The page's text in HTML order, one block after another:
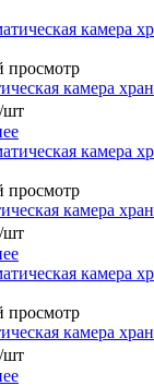
просмотр
камера
/шт
просмотр
камера
/шт
просмотр
камера
/шт